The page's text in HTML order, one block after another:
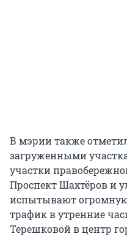
В мэрии также
загруженными
участки
Проспект Шахтёров и
испытывают
трафик в утренние
Терешковой в центр